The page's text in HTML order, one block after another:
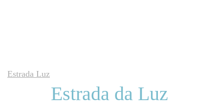
Estrada Luz
Estrada da Luz